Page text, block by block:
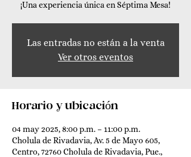
¡Una experiencia única en Séptima Mesa!
Las entradas no están a la venta
Ver otros eventos
Horario y ubicación
04 may 2025, 8:00 p.m. – 11:00 p.m.
Cholula de Rivadavia, Av. 5 de Mayo 605,
Centro, 72760 Cholula de Rivadavia, Pue.,